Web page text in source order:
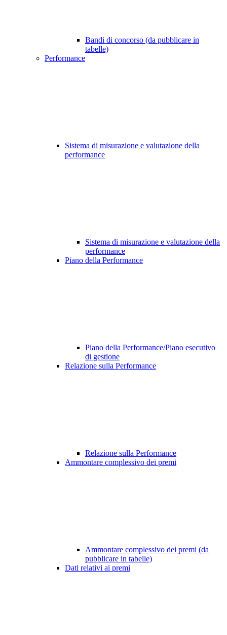
Bandi di concorso (da pubblicare in
tabelle)
Performance
Sistema di misurazione e valutazione della
performance
Sistema di misurazione e valutazione della
performance
Piano della Performance
Piano della Performance/Piano esecutivo
di gestione
Relazione sulla Performance
Relazione sulla Performance
Ammontare complessivo dei premi
Ammontare complessivo dei premi (da
pubblicare in tabelle)
Dati relativi ai premi